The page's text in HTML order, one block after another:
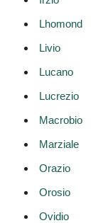
Lhomond
Livio
Lucano
Lucrezio
Macrobio
Marziale
Orazio
Orosio
Ovidio